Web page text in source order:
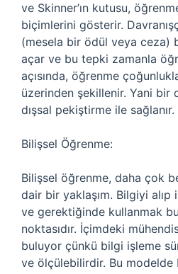
ve Skinner’ın kutusu,
biçimlerini gösterir.
(mesela bir ödül veya ceza)
açar ve bu tepki zamanla
açısında, öğrenme
üzerinden şekillenir. Yani bir
dışsal pekiştirme ile sağlanır.
Bilişsel Öğrenme:
Bilişsel öğrenme, daha çok
dair bir yaklaşım. Bilgiyi
ve gerektiğinde kullanmak
noktasıdır. İçimdeki
buluyor çünkü bilgi işleme
ve ölçülebilirdir. Bu modelde